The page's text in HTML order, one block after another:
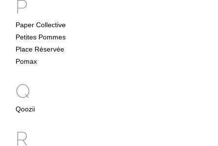
P
Paper Collective
Petites Pommes
Place Réservée
Pomax
Q
Qoozii
R